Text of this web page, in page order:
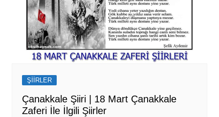
ŞİİRLER
Çanakkale Şiiri | 18 Mart Çanakkale
Zaferi İle İlgili Şiirler